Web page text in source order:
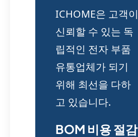
ICHOME은 고객이
신뢰할 수 있는 독
립적인 전자 부품
유통업체가 되기
위해 최선을 다하
고 있습니다.
BOM 비용 절감